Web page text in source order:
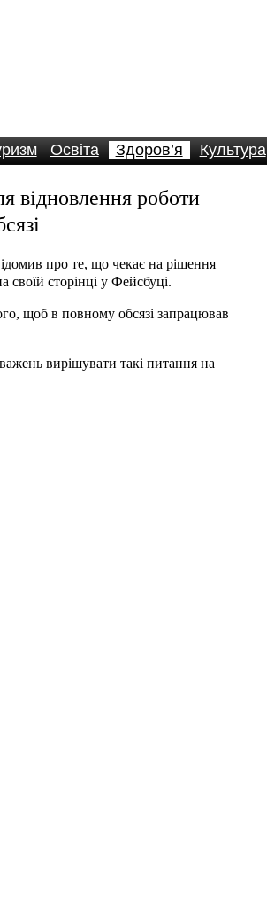
Освіта Здоров’я Культура
відновлення роботи
про те, що чекає на рішення
сторінці у Фейсбуці.
щоб в повному обсязі запрацював
вирішувати такі питання на